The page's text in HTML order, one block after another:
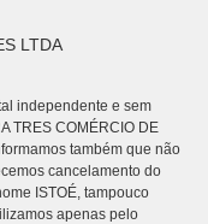
LTDA
independente e sem
TRES COMÉRCIO DE
também que não
cancelamento do
ISTOÉ, tampouco
apenas pelo